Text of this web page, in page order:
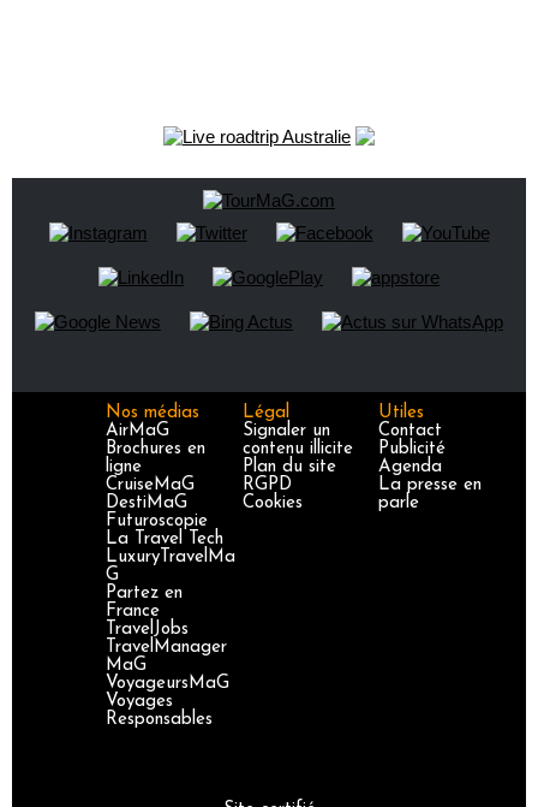
Nos médias
AirMaG
Brochures en
ligne
CruiseMaG
DestiMaG
Futuroscopie
La Travel Tech
LuxuryTravelMa
G
Partez en
France
TravelJobs
TravelManager
MaG
VoyageursMaG
Voyages
Responsables
Légal
Signaler un
contenu illicite
Plan du site
RGPD
Cookies
Utiles
Contact
Publicité
Agenda
La presse en
parle